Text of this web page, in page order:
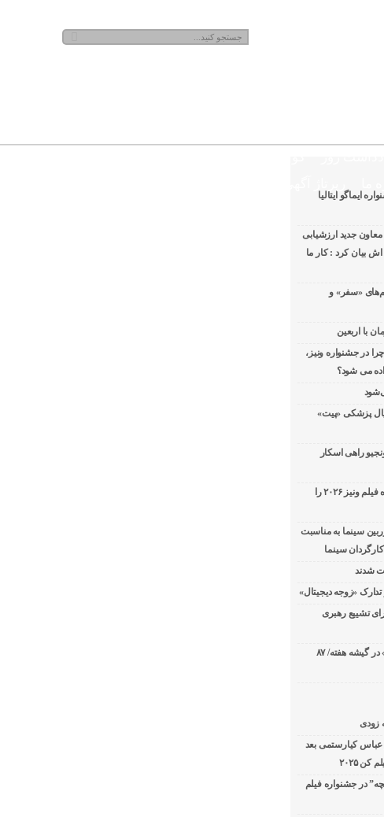
ایماگو ایتالیا
جدید ارزشیابی
بیان کرد : کار ما
«سفر» و
با اربعین
در جشنواره ونیز،
می شود؟
امی ۲۰۲۶؛ سریال پزشکی «پیت»
راهی اسکار
جورج کلونی شیر طلایی جشنواره فیلم ونیز ۲۰۲۶ را
سینما به مناسبت
سینما
شدند
تشییع رهبری
صدرنشینی قاطع «تهران کنارت» در گیشه هفته/ ۸۷
زودی
عباس کیارستمی بعد
۲۰۲۵
در جشنواره فیلم